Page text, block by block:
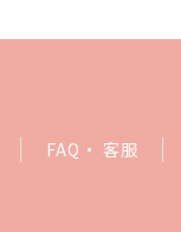
FAQ · 客服